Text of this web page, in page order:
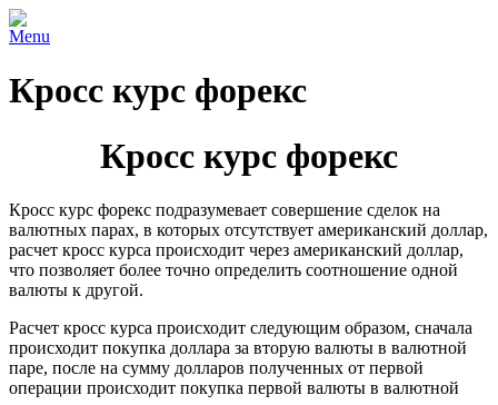
Menu
Кросс курс форекс
Кросс курс форекс
Кросс курс форекс подразумевает совершение сделок на
валютных парах, в которых отсутствует американский доллар,
расчет кросс курса происходит через американский доллар,
что позволяет более точно определить соотношение одной
валюты к другой.
Расчет кросс курса происходит следующим образом, сначала
происходит покупка доллара за вторую валюты в валютной
паре, после на сумму долларов полученных от первой
операции происходит покупка первой валюты в валютной